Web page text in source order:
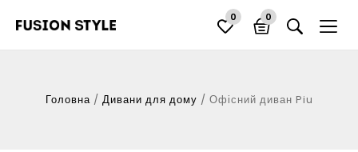
0 0
Головна/ Дивани для дому / Офісний диван Piu